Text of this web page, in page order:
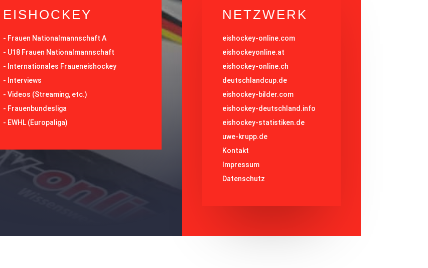
EISHOCKEY
- Frauen Nationalmannschaft A
- U18 Frauen Nationalmannschaft
- Internationales Fraueneishockey
- Interviews
- Videos (Streaming, etc.)
- Frauenbundesliga
- EWHL (Europaliga)
NETZWERK
eishockey-online.com
eishockeyonline.at
eishockey-online.ch
deutschlandcup.de
eishockey-bilder.com
eishockey-deutschland.info
eishockey-statistiken.de
uwe-krupp.de
Kontakt
Impressum
Datenschutz